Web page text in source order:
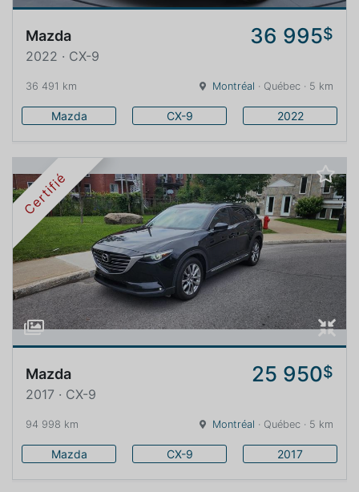
Mazda 36 995$
2022 · CX-9
36 491 km Montréal · Québec · 5 km
Mazda CX-9 2022
Certifié
Mazda 25 950$
2017 · CX-9
94 998 km Montréal · Québec · 5 km
Mazda CX-9 2017